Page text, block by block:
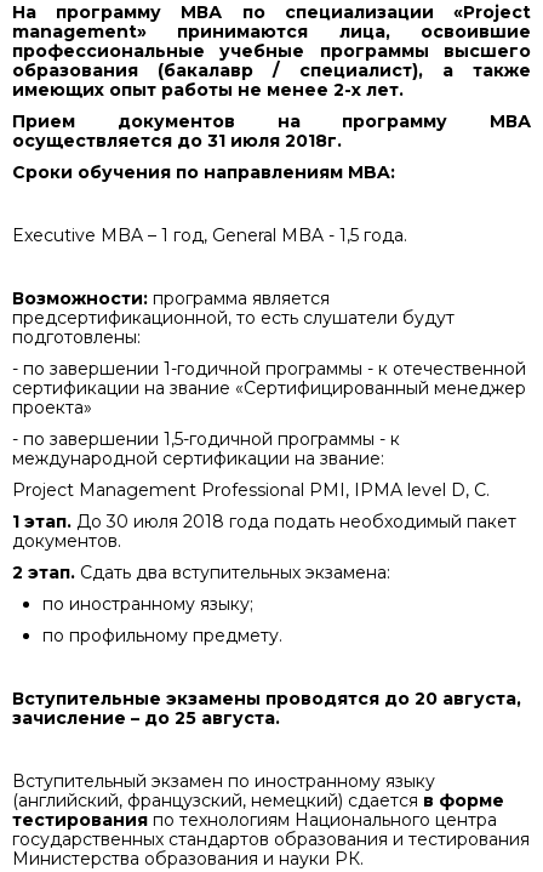
На программу МВА по специализации «Project
management» принимаются лица, освоившие
профессиональные учебные программы высшего
образования (бакалавр / специалист), а также
имеющих опыт работы не менее 2-х лет.
Прием документов на программу МВА
осуществляется до 31 июля 2018г.
Сроки обучения по направлениям MBA:
Executive MBA – 1 год, General MBA - 1,5 года.
Возможности: программа является
предсертификационной, то есть слушатели будут
подготовлены:
- по завершении 1-годичной программы - к отечественной
сертификации на звание «Сертифицированный менеджер
проекта»
- по завершении 1,5-годичной программы - к
международной сертификации на звание:
Project Management Professional PMI, IPMA level D, C.
1 этап. До 30 июля 2018 года подать необходимый пакет
документов.
2 этап. Сдать два вступительных экзамена:
по иностранному языку;
по профильному предмету.
Вступительные экзамены проводятся до 20 августа,
зачисление – до 25 августа.
Вступительный экзамен по иностранному языку
(английский, французский, немецкий) сдается в форме
тестирования по технологиям Национального центра
государственных стандартов образования и тестирования
Министерства образования и науки РК.